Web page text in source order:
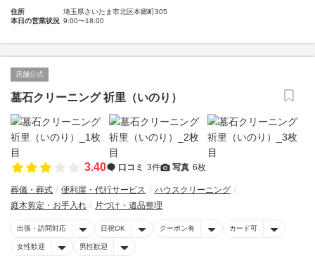
住所
埼玉県さいたま市北区本郷町305
本日の営業状況 9:00〜18:00
店舗公式
墓石クリーニング 祈里（いのり）
3.40 口コミ 3件 写真 6枚
葬儀・葬式 便利屋・代行サービス
ハウスクリーニング
庭木剪定・お手入れ
片づけ・遺品整理
出張・訪問対応 日祝OK クーポン有 カード可
女性歓迎 男性歓迎